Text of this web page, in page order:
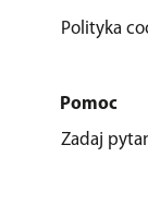
Polityka
Pomoc
Zadaj